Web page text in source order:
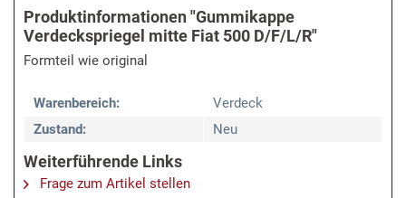
Produktinformationen "Gummikappe
Verdeckspriegel mitte Fiat 500 D/F/L/R"
Formteil wie original
Warenbereich:
Verdeck
Zustand:
Neu
Weiterführende Links
Frage zum Artikel stellen